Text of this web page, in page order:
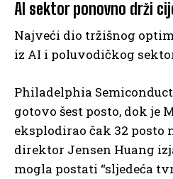
AI sektor ponovno drži
Najveći dio tržišnog
iz AI i poluvodičkog
Philadelphia
gotovo šest posto, dok je
eksplodirao čak 32 posto
direktor Jensen Huang
mogla postati “sljedeća